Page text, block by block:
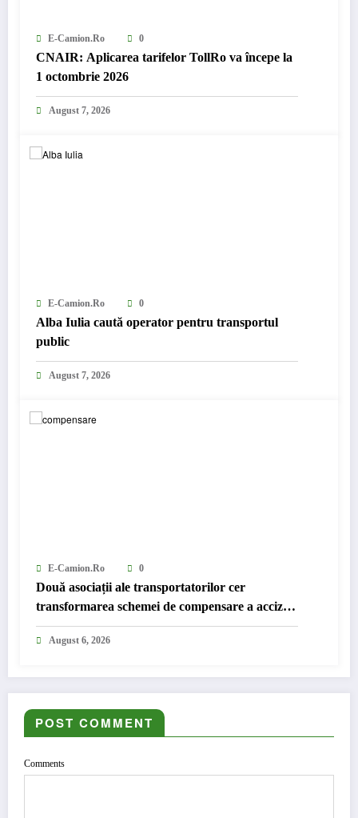
E-Camion.ro 0
CNAIR: Aplicarea tarifelor TollRo va începe la
1 octombrie 2026
August 7, 2026
E-Camion.ro 0
Alba Iulia caută operator pentru transportul
public
August 7, 2026
E-Camion.ro 0
Două asociații ale transportatorilor cer
transformarea schemei de compensare a accizei
în mecanism permanent
August 6, 2026
POST COMMENT
Comments